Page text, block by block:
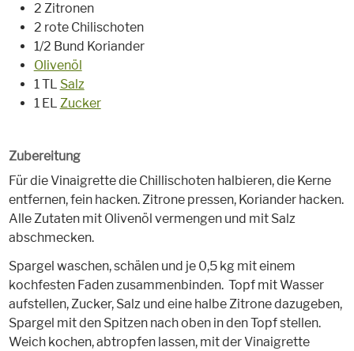
2 Zitronen
2 rote Chilischoten
1/2 Bund Koriander
Olivenöl
1 TL Salz
1 EL Zucker
Zubereitung
Für die Vinaigrette die Chillischoten halbieren, die Kerne
entfernen, fein hacken. Zitrone pressen, Koriander hacken.
Alle Zutaten mit Olivenöl vermengen und mit Salz
abschmecken.
Spargel waschen, schälen und je 0,5 kg mit einem
kochfesten Faden zusammenbinden. Topf mit Wasser
aufstellen, Zucker, Salz und eine halbe Zitrone dazugeben,
Spargel mit den Spitzen nach oben in den Topf stellen.
Weich kochen, abtropfen lassen, mit der Vinaigrette